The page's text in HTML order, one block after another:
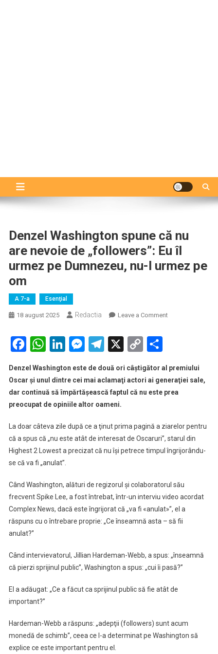
Denzel Washington spune că nu
are nevoie de „followers”: Eu îl
urmez pe Dumnezeu, nu-l urmez pe
om
A 7-a Esenţial
18 august 2025 Redactia Leave a Commenton
nu
are
nevoie
Eu
îl
urmez
nu-
l
urmez
Facebook
WhatsApp
LinkedIn
Messenger
Telegram
X Copy
Denzel Washington este de două ori câştigător al premiului
Oscar şi unul dintre cei mai aclamaţi actori ai generaţiei sale,
dar continuă să împărtăşească faptul că nu este prea
preocupat de opiniile altor oameni.
La doar câteva zile după ce a ţinut prima pagină a ziarelor pentru
că a spus că „nu este atât de interesat de Oscaruri”, starul din
Highest 2 Lowest a precizat că nu îşi petrece timpul îngrijorându-
se că va fi „anulat”.
Când Washington, alături de regizorul şi colaboratorul său
frecvent Spike Lee, a fost întrebat, într-un interviu video acordat
Complex News, dacă este îngrijorat că „va fi «anulat»”, el a
răspuns cu o întrebare proprie: „Ce înseamnă asta – să fii
anulat?”
Când intervievatorul, Jillian Hardeman-Webb, a spus: „înseamnă
că pierzi sprijinul public”, Washington a spus: „cui îi pasă?”
El a adăugat: „Ce a făcut ca sprijinul public să fie atât de
important?”
Hardeman-Webb a răspuns: „adepţii (followers) sunt acum
monedă de schimb”, ceea ce l-a determinat pe Washington să
explice ce este important pentru el.